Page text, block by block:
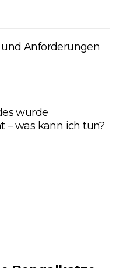
Anforderungen
wurde
was kann ich tun?